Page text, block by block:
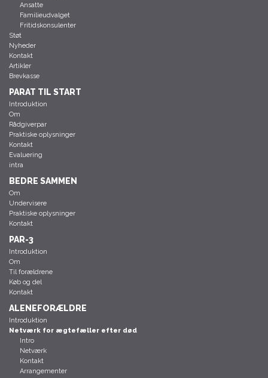
Ansatte
Familieudvalget
Fritidskonsulenter
Støt
Nyheder
Kontakt
Artikler
Brevkasse
PARAT TIL START
Introduktion
Om
Rådgiverpar
Praktiske oplysninger
Kontakt
Evaluering
intra
BEDRE SAMMEN
Om
Undervisere
Praktiske oplysninger
Kontakt
PAR-3
Introduktion
Om
Til forældrene
Køb og del
Kontakt
ALENEFORÆLDRE
Introduktion
Netværk for ægtefæller efter død
Intro
Netværk
Kontakt
Arrangementer